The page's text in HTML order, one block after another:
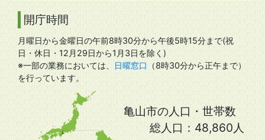
開庁時間
月曜日から金曜日の午前8時30分から午後5時15分まで(祝
日・休日・12月29日から1月3日を除く)
※一部の業務においては、
日曜窓口
（8時30分から正午まで）
を行っています。
亀山市の人口・世帯数
総人口： 48,860人